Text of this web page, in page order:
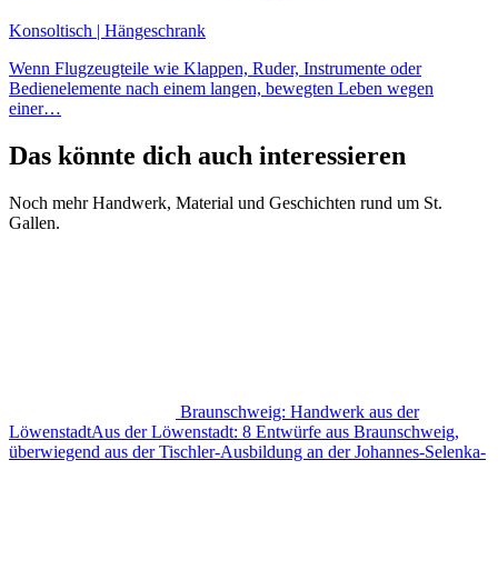
Konsoltisch | Hängeschrank
Wenn Flugzeugteile wie Klappen, Ruder, Instrumente oder
Bedienelemente nach einem langen, bewegten Leben wegen
einer…
Das könnte dich auch interessieren
Noch mehr Handwerk, Material und Geschichten rund um St.
Gallen.
Braunschweig: Handwerk aus der
LöwenstadtAus der Löwenstadt: 8 Entwürfe aus Braunschweig,
überwiegend aus der Tischler-Ausbildung an der Johannes-Selenka-